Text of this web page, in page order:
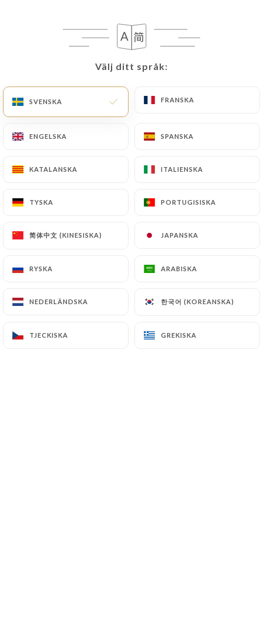
Välj ditt språk:
SVENSKA FRANSKA
ENGELSKA SPANSKA
KATALANSKA ITALIENSKA
TYSKA PORTUGISISKA
简体中文 (KINESISKA) JAPANSKA
RYSKA ARABISKA
NEDERLÄNDSKA 한국어 (KOREANSKA)
TJECKISKA GREKISKA
Välj ditt språk:
SVENSKA FRANSKA
ENGELSKA SPANSKA
KATALANSKA ITALIENSKA
TYSKA PORTUGISISKA
简体中文 (KINESISKA) JAPANSKA
RYSKA ARABISKA
NEDERLÄNDSKA 한국어 (KOREANSKA)
TJECKISKA GREKISKA